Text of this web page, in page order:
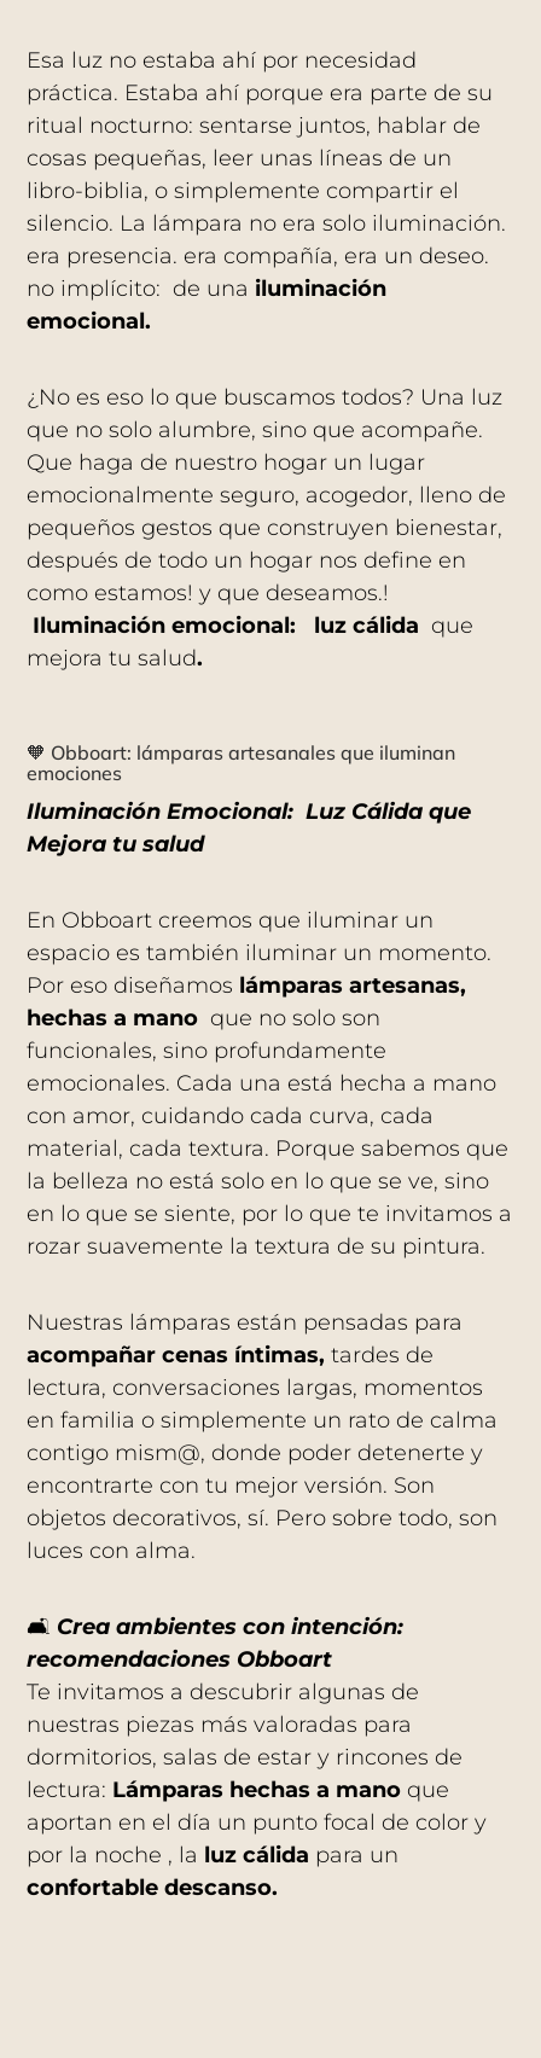
Esa luz no estaba ahí por necesidad
práctica. Estaba ahí porque era parte de su
ritual nocturno: sentarse juntos, hablar de
cosas pequeñas, leer unas líneas de un
libro-biblia, o simplemente compartir el
silencio. La lámpara no era solo iluminación.
era presencia. era compañía, era un deseo.
no implícito: de una iluminación
emocional.
¿No es eso lo que buscamos todos? Una luz
que no solo alumbre, sino que acompañe.
Que haga de nuestro hogar un lugar
emocionalmente seguro, acogedor, lleno de
pequeños gestos que construyen bienestar,
después de todo un hogar nos define en
como estamos! y que deseamos.!
Iluminación emocional: luz cálida que
mejora tu salud.
🧡 Obboart: lámparas artesanales que iluminan
emociones
Iluminación Emocional: Luz Cálida que
Mejora tu salud
En Obboart creemos que iluminar un
espacio es también iluminar un momento.
Por eso diseñamos lámparas artesanas,
hechas a mano que no solo son
funcionales, sino profundamente
emocionales. Cada una está hecha a mano
con amor, cuidando cada curva, cada
material, cada textura. Porque sabemos que
la belleza no está solo en lo que se ve, sino
en lo que se siente, por lo que te invitamos a
rozar suavemente la textura de su pintura.
Nuestras lámparas están pensadas para
acompañar cenas íntimas, tardes de
lectura, conversaciones largas, momentos
en familia o simplemente un rato de calma
contigo mism@, donde poder detenerte y
encontrarte con tu mejor versión. Son
objetos decorativos, sí. Pero sobre todo, son
luces con alma.
🛋️ Crea ambientes con intención:
recomendaciones Obboart
Te invitamos a descubrir algunas de
nuestras piezas más valoradas para
dormitorios, salas de estar y rincones de
lectura: Lámparas hechas a mano que
aportan en el día un punto focal de color y
por la noche , la luz cálida para un
confortable descanso.